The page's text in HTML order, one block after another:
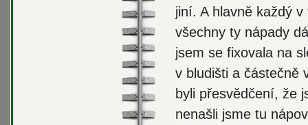
jiní. A hlavně každý
všechny ty nápady
jsem se fixovala na
v bludišti a částečně
byli přesvědčení, že
nenašli jsme tu